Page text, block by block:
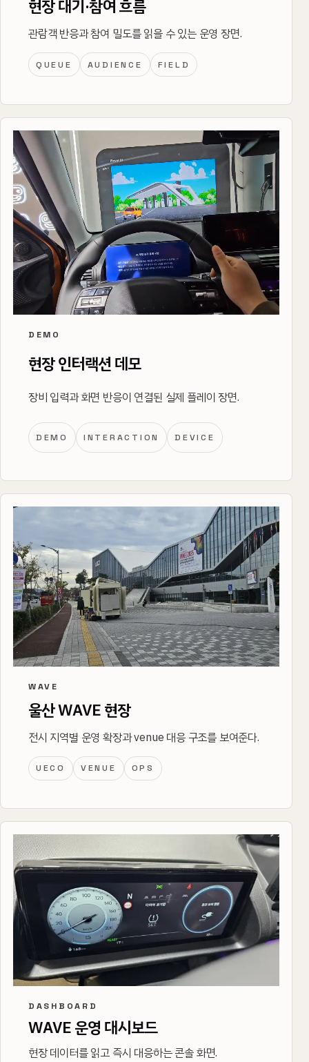
현장 대기·참여 흐름
관람객 반응과 참여 밀도를 읽을 수 있는 운영 장면.
QUEUE AUDIENCE FIELD
DEMO
현장 인터랙션 데모
장비 입력과 화면 반응이 연결된 실제 플레이 장면.
DEMO INTERACTION DEVICE
WAVE
울산 WAVE 현장
전시 지역별 운영 확장과 venue 대응 구조를 보여준다.
UECO VENUE OPS
DASHBOARD
WAVE 운영 대시보드
현장 데이터를 읽고 즉시 대응하는 콘솔 화면.